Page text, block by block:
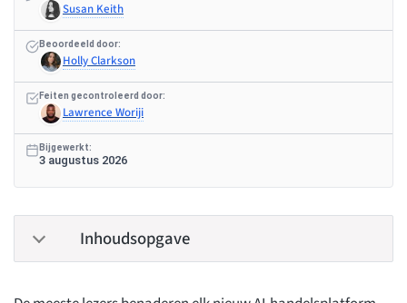
Susan Keith
Beoordeeld door:
Holly Clarkson
Feiten gecontroleerd door:
Lawrence Woriji
Bijgewerkt:
3 augustus 2026
Inhoudsopgave